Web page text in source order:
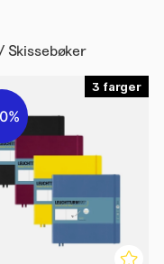
Skissebøker
3